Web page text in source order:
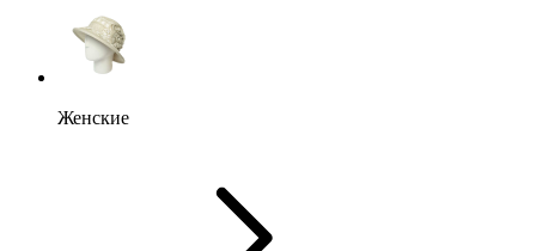
Женские